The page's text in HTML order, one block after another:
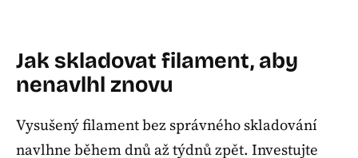
Jak skladovat filament, aby
nenavlhl znovu
Vysušený filament bez správného skladování
navlhne během dnů až týdnů zpět. Investujte